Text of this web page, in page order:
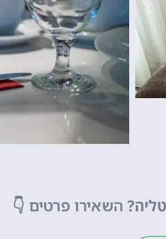
לחצו פה!
השאירו פרטים 👇